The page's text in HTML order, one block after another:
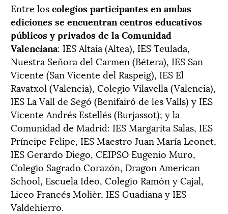
Entre loscolegios participantes en ambas
ediciones se encuentran centros educativos
públicos y privados de la Comunidad
Valenciana: IES Altaia (Altea), IES Teulada,
Nuestra Señora del Carmen (Bétera), IES San
Vicente (San Vicente del Raspeig), IES El
Ravatxol (Valencia), Colegio Vilavella (Valencia),
IES La Vall de Segó (Benifairó de les Valls) y IES
Vicente Andrés Estellés (Burjassot); y la
Comunidad de Madrid: IES Margarita Salas, IES
Príncipe Felipe, IES Maestro Juan María Leonet,
IES Gerardo Diego, CEIPSO Eugenio Muro,
Colegio Sagrado Corazón, Dragon American
School, Escuela Ideo, Colegio Ramón y Cajal,
Liceo Francés Molièr, IES Guadiana y IES
Valdehierro.